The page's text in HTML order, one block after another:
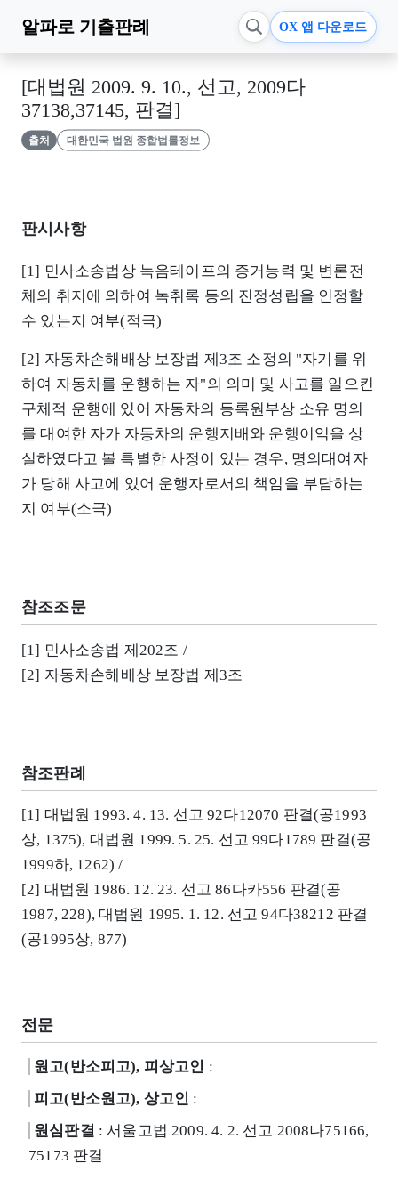
알파로 기출판례 OX 앱 다운로드
[대법원 2009. 9. 10., 선고, 2009다
37138,37145, 판결]
출처 대한민국 법원 종합법률정보
판시사항
[1] 민사소송법상 녹음테이프의 증거능력 및 변론전
체의 취지에 의하여 녹취록 등의 진정성립을 인정할
수 있는지 여부(적극)
[2] 자동차손해배상 보장법 제3조 소정의 "자기를 위
하여 자동차를 운행하는 자"의 의미 및 사고를 일으킨
구체적 운행에 있어 자동차의 등록원부상 소유 명의
를 대여한 자가 자동차의 운행지배와 운행이익을 상
실하였다고 볼 특별한 사정이 있는 경우, 명의대여자
가 당해 사고에 있어 운행자로서의 책임을 부담하는
지 여부(소극)
참조조문
[1] 민사소송법 제202조 /
[2] 자동차손해배상 보장법 제3조
참조판례
[1] 대법원 1993. 4. 13. 선고 92다12070 판결(공1993
상, 1375), 대법원 1999. 5. 25. 선고 99다1789 판결(공
1999하, 1262) /
[2] 대법원 1986. 12. 23. 선고 86다카556 판결(공
1987, 228), 대법원 1995. 1. 12. 선고 94다38212 판결
(공1995상, 877)
전문
원고(반소피고), 피상고인 :
피고(반소원고), 상고인 :
원심판결 : 서울고법 2009. 4. 2. 선고 2008나75166,
75173 판결